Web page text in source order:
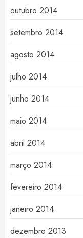
outubro 2014
setembro 2014
agosto 2014
julho 2014
junho 2014
maio 2014
abril 2014
março 2014
fevereiro 2014
janeiro 2014
dezembro 2013